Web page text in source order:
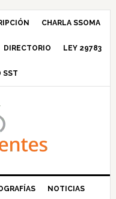
CHARLA SSOMA
DIRECTORIO LEY 29783
SST
NOTICIAS